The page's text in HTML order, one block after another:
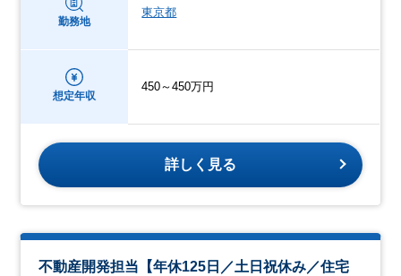
勤務地
東京都
想定年収
450～450万円
詳しく見る
不動産開発担当【年休125日／土日祝休み／住宅